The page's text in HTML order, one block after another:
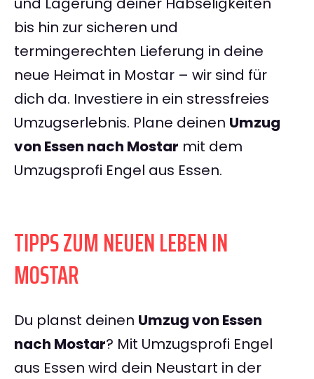
bis hin zur sicheren und
termingerechten Lieferung in deine
neue Heimat in Mostar – wir sind für
dich da. Investiere in ein stressfreies
Umzugserlebnis. Plane deinen Umzug
von Essen nach Mostar mit dem
Umzugsprofi Engel aus Essen.
TIPPS ZUM NEUEN LEBEN IN
MOSTAR
Du planst deinen Umzug von Essen
nach Mostar? Mit Umzugsprofi Engel
aus Essen wird dein Neustart in der